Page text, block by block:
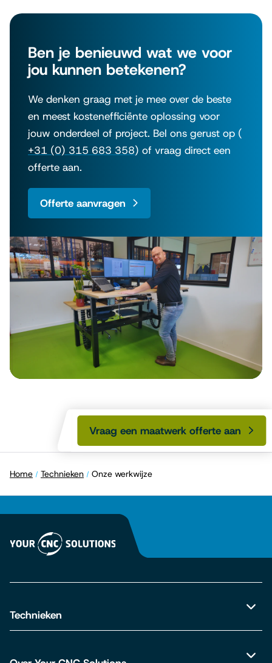
Ben je benieuwd wat we voor
jou kunnen betekenen?
We denken graag met je mee over de beste
en meest kostenefficiënte oplossing voor
jouw onderdeel of project. Bel ons gerust op (
+31 (0) 315 683 358) of vraag direct een
offerte aan.
Offerte aanvragen
Vraag een maatwerk offerte aan
Home Technieken Onze werkwijze
Technieken
CNC frezen